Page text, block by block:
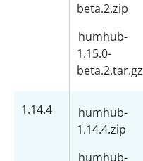
beta.2.zip
humhub-
1.15.0-
beta.2.tar.gz
1.14.4
humhub-
1.14.4.zip
humhub-